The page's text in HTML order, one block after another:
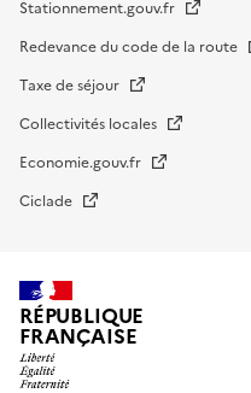
Stationnement.gouv.fr
Redevance du code de la route
Taxe de séjour
Collectivités locales
Economie.gouv.fr
Ciclade
RÉPUBLIQUE
FRANÇAISE